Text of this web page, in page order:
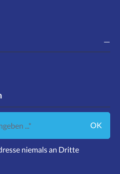
...
OK
niemals an Dritte